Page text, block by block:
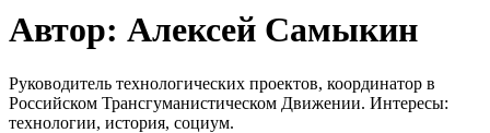
Автор: Алексей Самыкин
Руководитель технологических проектов, координатор в
Российском Трансгуманистическом Движении. Интересы:
технологии, история, социум.